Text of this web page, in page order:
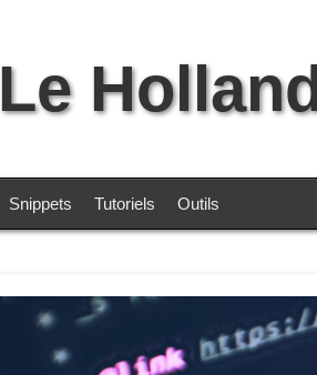
Le
Snippets Tutoriels Outils